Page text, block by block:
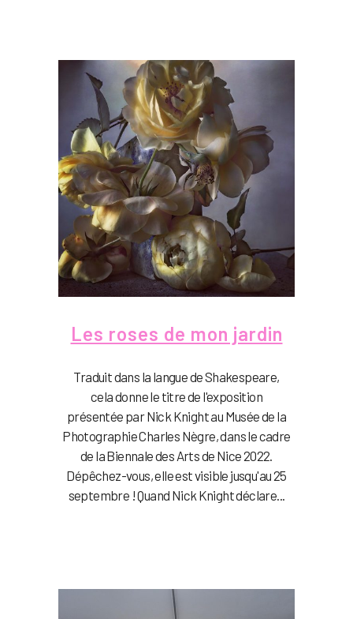
Les roses de mon jardin
Traduit dans la langue de Shakespeare,
cela donne le titre de l'exposition
présentée par Nick Knight au Musée de la
Photographie Charles Nègre, dans le cadre
de la Biennale des Arts de Nice 2022.
Dépêchez-vous, elle est visible jusqu'au 25
septembre ! Quand Nick Knight déclare...